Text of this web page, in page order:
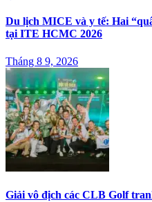
Du lịch MICE và y tế: Hai
tại ITE HCMC 2026
Tháng 8 9, 2026
Giải vô địch các CLB Golf